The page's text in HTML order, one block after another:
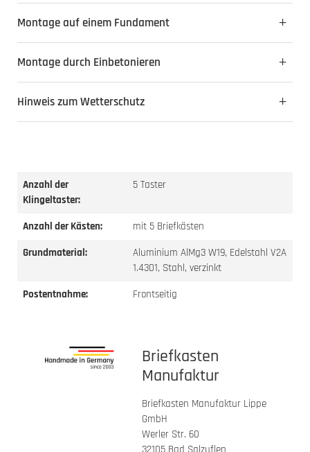
Montage auf einem Fundament
Montage durch Einbetonieren
Hinweis zum Wetterschutz
Anzahl der
Klingeltaster:
5 Taster
Anzahl der Kästen:
mit 5 Briefkästen
Grundmaterial:
Aluminium AlMg3 W19, Edelstahl V2A
1.4301, Stahl, verzinkt
Postentnahme:
Frontseitig
Briefkasten
Manufaktur
Briefkasten Manufaktur Lippe
GmbH
Werler Str. 60